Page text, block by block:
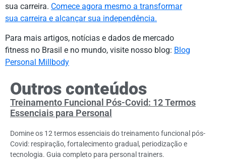
sua carreira. Comece agora mesmo a transformar
sua carreira e alcançar sua independência.
Para mais artigos, notícias e dados de mercado
fitness no Brasil e no mundo, visite nosso blog: Blog
Personal Millbody
Outros conteúdos
Treinamento Funcional Pós-Covid: 12 Termos
Essenciais para Personal
Domine os 12 termos essenciais do treinamento funcional pós-
Covid: respiração, fortalecimento gradual, periodização e
tecnologia. Guia completo para personal trainers.